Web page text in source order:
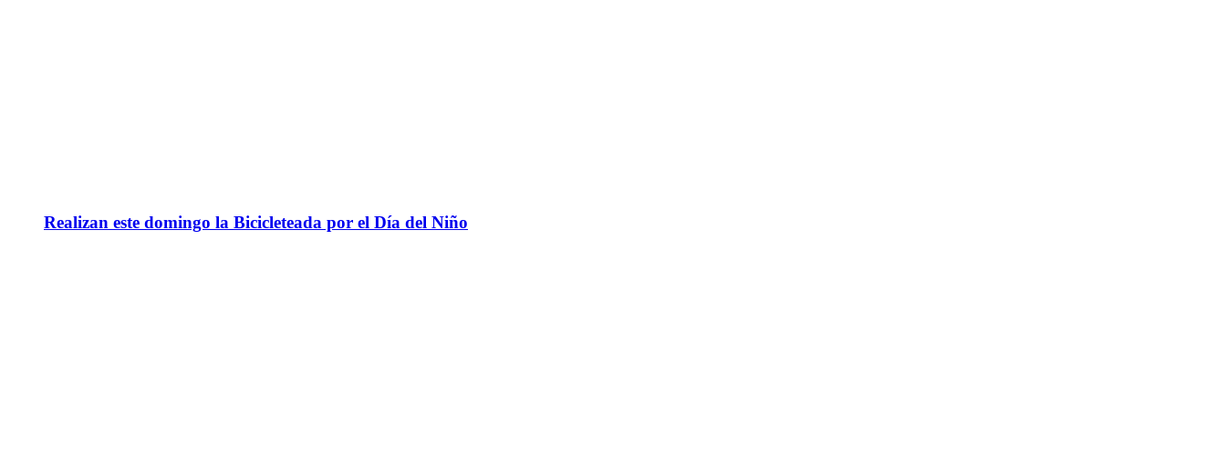
Realizan este domingo la Bicicleteada por el Día del Niño